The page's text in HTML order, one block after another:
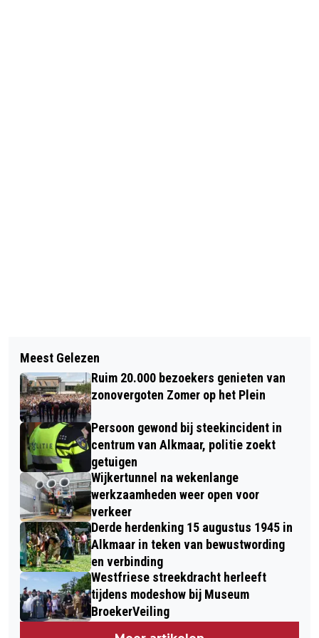
BRANDWEER RUKT MASSAAL UIT
VOOR LOZE MELDING DUINBRAND BIJ
SCHOORL
ZES MANNEN AANGEHOUDEN IN
ONDERZOEK NAAR DOOD FREEK
POSTMA
Meest Gelezen
Ruim 20.000 bezoekers genieten van
zonovergoten Zomer op het Plein
Persoon gewond bij steekincident in
centrum van Alkmaar, politie zoekt
getuigen
Wijkertunnel na wekenlange
werkzaamheden weer open voor
verkeer
Derde herdenking 15 augustus 1945 in
Alkmaar in teken van bewustwording
en verbinding
Westfriese streekdracht herleeft
tijdens modeshow bij Museum
BroekerVeiling